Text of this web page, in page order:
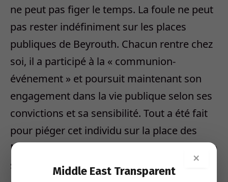
ne peut pas figer le temps. La foule ne peut
pas rester indéfiniment sur les places
publiques de Beyrouth. Chacun rentre chez
soi, il a participé à la « communion-
événement » et poursuit maintenant son
engagement dans la vie publique selon ses
convictions et sa sensibilité. Tout a été fait
pour piéger cet individu sur la place des
Martyrs sous le slogan « 14 mars ». Le camp
souverainiste a commis cette bévue par
×
Middle East Transparent